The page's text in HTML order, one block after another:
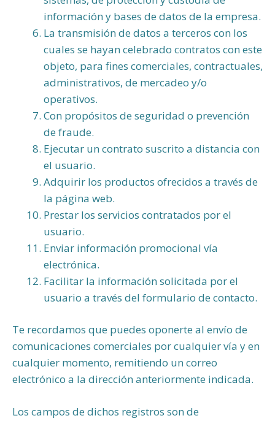
información y bases de datos de la empresa.
La transmisión de datos a terceros con los
cuales se hayan celebrado contratos con este
objeto, para fines comerciales, contractuales,
administrativos, de mercadeo y/o
operativos.
Con propósitos de seguridad o prevención
de fraude.
Ejecutar un contrato suscrito a distancia con
el usuario.
Adquirir los productos ofrecidos a través de
la página web.
Prestar los servicios contratados por el
usuario.
Enviar información promocional vía
electrónica.
Facilitar la información solicitada por el
usuario a través del formulario de contacto.
Te recordamos que puedes oponerte al envío de
comunicaciones comerciales por cualquier vía y en
cualquier momento, remitiendo un correo
electrónico a la dirección anteriormente indicada.
Los campos de dichos registros son de